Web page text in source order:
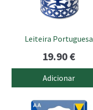
Leiteira Portuguesa
19.90€
Adicionar